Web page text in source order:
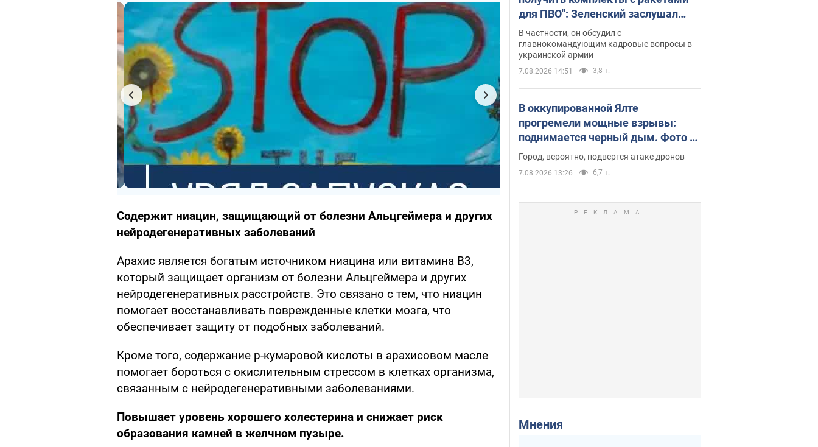
Содержит ниацин, защищающий от болезни Альцгеймера и других
нейродегенеративных заболеваний
Арахис является богатым источником ниацина или витамина B3,
который защищает организм от болезни Альцгеймера и других
нейродегенеративных расстройств. Это связано с тем, что ниацин
помогает восстанавливать поврежденные клетки мозга, что
обеспечивает защиту от подобных заболеваний.
Кроме того, содержание р-кумаровой кислоты в арахисовом масле
помогает бороться с окислительным стрессом в клетках организма,
связанным с нейродегенеративными заболеваниями.
Повышает уровень хорошего холестерина и снижает риск
образования камней в желчном пузыре.
для ПВО": Зеленский заслушал
доклад Драпатого и объявил о
новых мерах
В частности, он обсудил с
главнокомандующим кадровые вопросы в
украинской армии
7.08.2026 14:51 3,8 т.
В оккупированной Ялте
прогремели мощные взрывы:
поднимается черный дым. Фото и
видео
Город, вероятно, подвергся атаке дронов
7.08.2026 13:26 6,7 т.
Мнения